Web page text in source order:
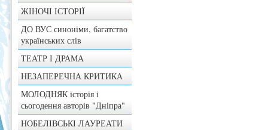
ЖІНОЧІ ІСТОРІЇ
ДО ВУС синоніми, багатство
українських слів
ТЕАТР І ДРАМА
НЕЗАПЕРЕЧНА КРИТИКА
МОЛОДНЯК історія і
сьогодення авторів "Дніпра"
НОБЕЛІВСЬКІ ЛАУРЕАТИ